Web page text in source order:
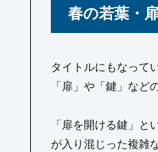
春の若葉・
タイトルにもなって
「扉」や「鍵」など
「扉を開ける鍵」
が入り混じった複雑